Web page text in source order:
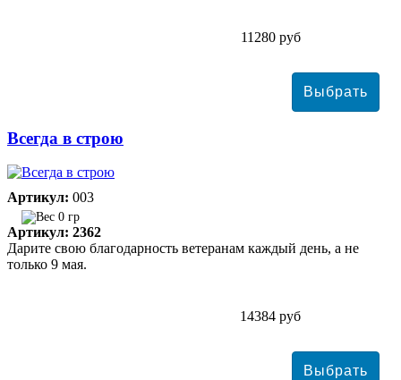
11280 руб
Всегда в строю
Артикул: 003
0 гр
Артикул: 2362
Дарите свою благодарность ветеранам каждый день, а не
только 9 мая.
14384 руб